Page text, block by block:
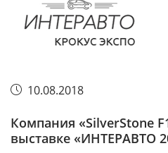
10.08.2018
Компания «SilverStone
выставке «ИНТЕРАВТО